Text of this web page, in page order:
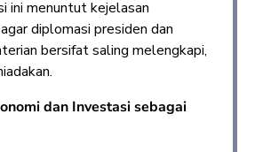
ini menuntut kejelasan
diplomasi presiden dan
bersifat saling melengkapi,
dan Investasi sebagai